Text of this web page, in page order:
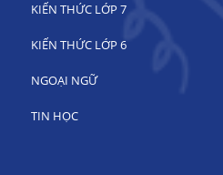
KIẾN THỨC LỚP 7
KIẾN THỨC LỚP 6
NGOẠI NGỮ
TIN HỌC